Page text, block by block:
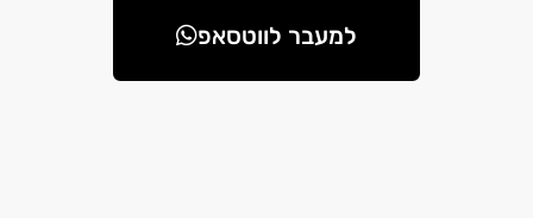
למעבר לווטסאפ